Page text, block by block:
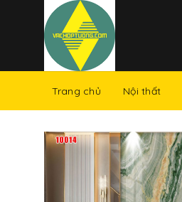
Trang chủ Nội thất